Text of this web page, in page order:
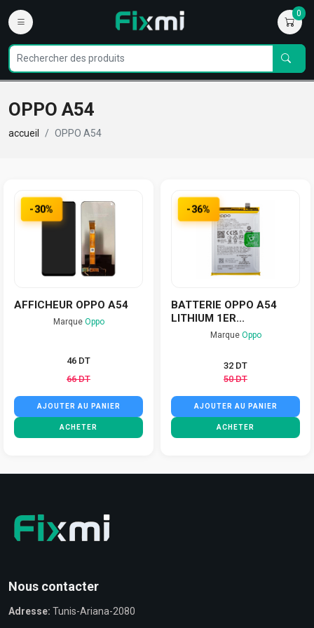
0
OPPO A54
accueil OPPO A54
-30%
AFFICHEUR OPPO A54
Marque Oppo
46 DT
66 DT
AJOUTER AU PANIER
ACHETER
-36%
BATTERIE OPPO A54
LITHIUM 1ER...
Marque Oppo
32 DT
50 DT
AJOUTER AU PANIER
ACHETER
Nous contacter
Adresse: Tunis-Ariana-2080